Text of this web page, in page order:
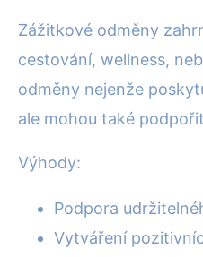
Zážitkové odměny
cestování, wellness,
odměny nejenže
ale mohou také podpořit
Výhody:
Podpora
Vytváření